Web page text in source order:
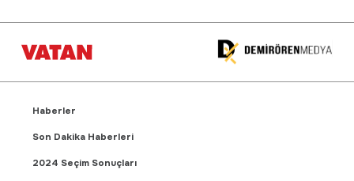
Haberler
Son Dakika Haberleri
2024 Seçim Sonuçları